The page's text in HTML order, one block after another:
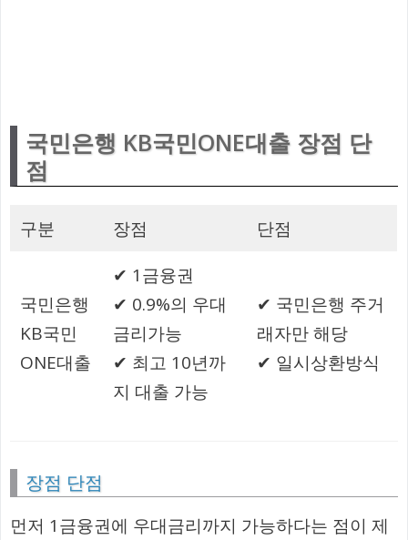
국민은행 KB국민ONE대출 장점 단
점
구분 장점 단점
국민은행
KB국민
ONE대출
✔ 1금융권
✔ 0.9%의 우대
금리가능
✔ 최고 10년까
지 대출 가능
✔ 국민은행 주거
래자만 해당
✔ 일시상환방식
장점 단점
먼저 1금융권에 우대금리까지 가능하다는 점이 제